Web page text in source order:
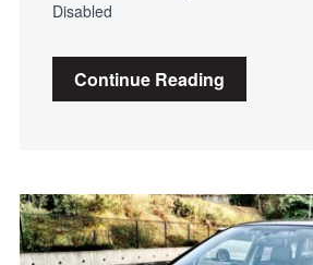
Disabled
Continue Reading